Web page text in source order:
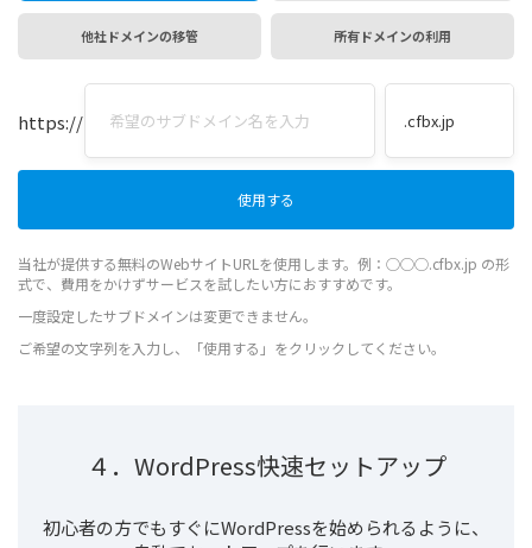
他社ドメインの移管 所有ドメインの利用
https://
当社が提供する無料のWebサイトURLを使用します。例：◯◯◯.cfbx.jp の形
式で、費用をかけずサービスを試したい方におすすめです。
一度設定したサブドメインは変更できません。
ご希望の文字列を入力し、「使用する」をクリックしてください。
４．WordPress快速セットアップ
初心者の方でもすぐにWordPressを始められるように、